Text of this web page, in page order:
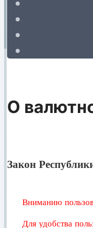
О
Закон
Вниманию
Для удобства